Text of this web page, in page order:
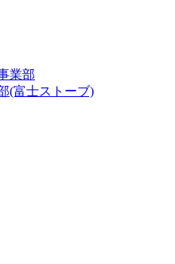
業部
(富士ストーブ)